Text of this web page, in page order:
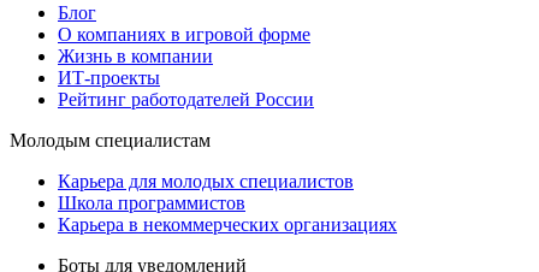
Блог
О компаниях в игровой форме
Жизнь в компании
ИТ-проекты
Рейтинг работодателей России
Молодым специалистам
Карьера для молодых специалистов
Школа программистов
Карьера в некоммерческих организациях
Боты для уведомлений